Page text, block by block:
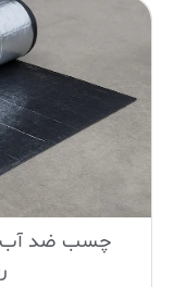
چسب ضد آب